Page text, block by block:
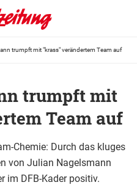
trumpft mit "krass" verändertem Team auf
trumpft mit
Team auf
Chemie: Durch das kluges
von Julian Nagelsmann
im DFB-Kader positiv.